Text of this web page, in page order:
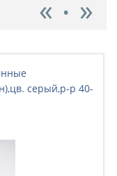
серый,р-р 40-